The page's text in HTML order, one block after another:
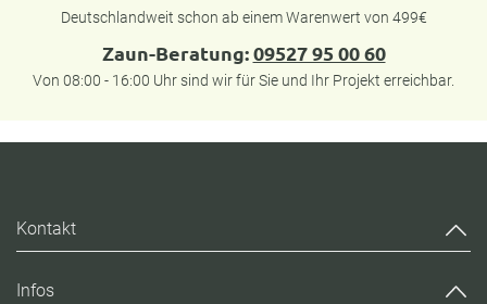
Deutschlandweit schon ab einem Warenwert von 499€
Zaun-Beratung:09527 95 00 60
Von 08:00 - 16:00 Uhr sind wir für Sie und Ihr Projekt erreichbar.
Kontakt
Infos